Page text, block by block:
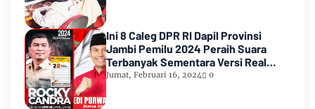
Ini 8 Caleg DPR RI Dapil Provinsi
Jambi Pemilu 2024 Peraih Suara
Terbanyak Sementara Versi Real
Count KPU RI
Jumat, Februari 16, 2024 0